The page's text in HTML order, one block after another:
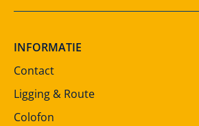
INFORMATIE
Contact
Ligging & Route
Colofon